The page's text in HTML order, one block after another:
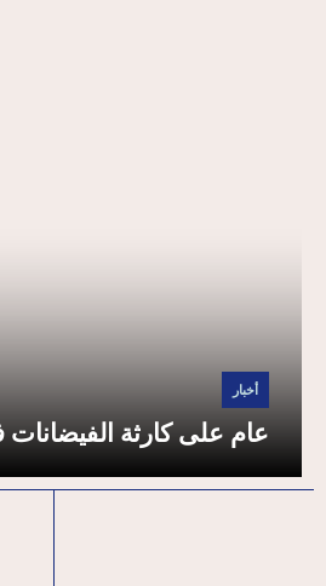
أخبار
عام على كارثة الفيضانات